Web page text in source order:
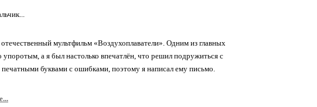
мультфильм «Воздухоплаватели». Одним из главных
а я был настолько впечатлён, что решил подружиться с
буквами с ошибками, поэтому я написал ему письмо.